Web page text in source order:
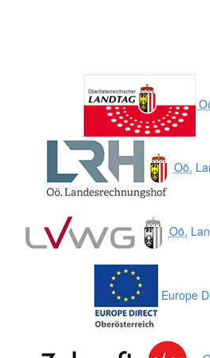
Oö.
Oö.
Europe